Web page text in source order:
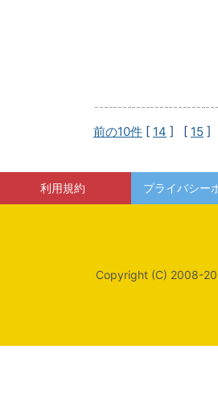
前の10件 [ 14 ] [ 15 ]
利用規約 プライバシー
Copyright (C) 2008-